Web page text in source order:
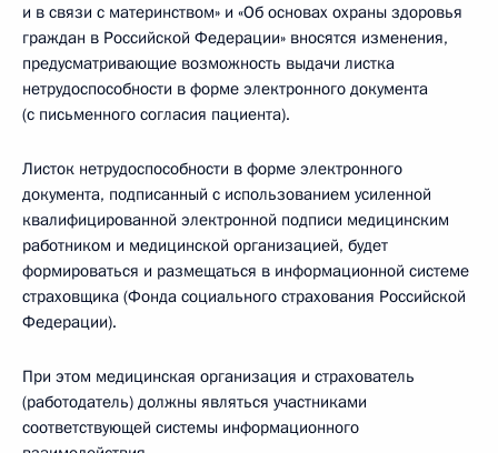
и в связи с материнством» и «Об основах охраны здоровья
граждан в Российской Федерации» вносятся изменения,
предусматривающие возможность выдачи листка
нетрудоспособности в форме электронного документа
(с письменного согласия пациента).
Листок нетрудоспособности в форме электронного
документа, подписанный с использованием усиленной
квалифицированной электронной подписи медицинским
работником и медицинской организацией, будет
формироваться и размещаться в информационной системе
страховщика (Фонда социального страхования Российской
Федерации).
При этом медицинская организация и страхователь
(работодатель) должны являться участниками
соответствующей системы информационного